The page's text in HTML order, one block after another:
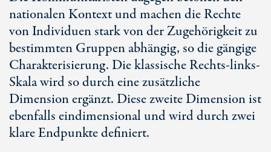
nationalen Kontext und machen die Rechte
von Individuen stark von der Zugehörigkeit zu
bestimmten Gruppen abhängig, so die gängige
Charakterisierung. Die klassische Rechts-links-
Skala wird so durch eine zusätzliche
Dimension ergänzt. Diese zweite Dimension ist
ebenfalls eindimensional und wird durch zwei
klare Endpunkte definiert.